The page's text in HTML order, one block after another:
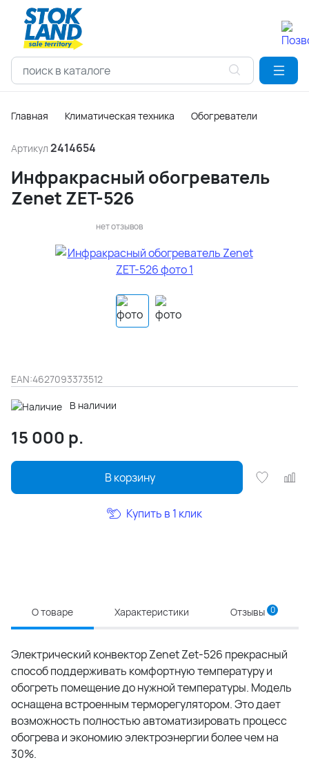
Главная Климатическая техника Обогреватели
Артикул 2414654
Инфракрасный обогреватель
Zenet ZET-526
нет отзывов
EAN:4627093373512
В наличии
15 000 р.
В корзину
Купить в 1 клик
О товаре Характеристики Отзывы 0
Электрический конвектор Zenet Zet-526 прекрасный
способ поддерживать комфортную температуру и
обогреть помещение до нужной температуры. Модель
оснащена встроенным терморегулятором. Это дает
возможность полностью автоматизировать процесс
обогрева и экономию электроэнергии более чем на
30%.